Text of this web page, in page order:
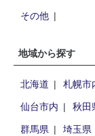
その他
地域から探す
北海道 札幌市
仙台市内
秋田
群馬県
埼玉県